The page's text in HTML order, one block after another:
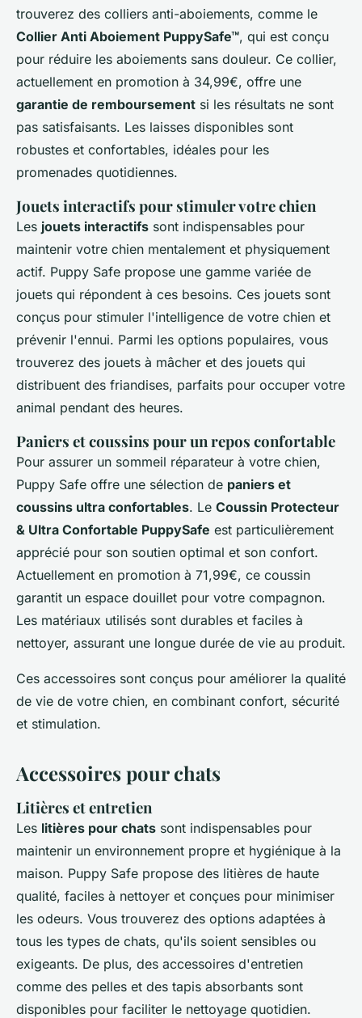
trouverez des colliers anti-aboiements, comme le
Collier Anti Aboiement PuppySafe™, qui est conçu
pour réduire les aboiements sans douleur. Ce collier,
actuellement en promotion à 34,99€, offre une
garantie de remboursement si les résultats ne sont
pas satisfaisants. Les laisses disponibles sont
robustes et confortables, idéales pour les
promenades quotidiennes.
Jouets interactifs pour stimuler votre chien
Les jouets interactifs sont indispensables pour
maintenir votre chien mentalement et physiquement
actif. Puppy Safe propose une gamme variée de
jouets qui répondent à ces besoins. Ces jouets sont
conçus pour stimuler l'intelligence de votre chien et
prévenir l'ennui. Parmi les options populaires, vous
trouverez des jouets à mâcher et des jouets qui
distribuent des friandises, parfaits pour occuper votre
animal pendant des heures.
Paniers et coussins pour un repos confortable
Pour assurer un sommeil réparateur à votre chien,
Puppy Safe offre une sélection de paniers et
coussins ultra confortables. Le Coussin Protecteur
& Ultra Confortable PuppySafe est particulièrement
apprécié pour son soutien optimal et son confort.
Actuellement en promotion à 71,99€, ce coussin
garantit un espace douillet pour votre compagnon.
Les matériaux utilisés sont durables et faciles à
nettoyer, assurant une longue durée de vie au produit.
Ces accessoires sont conçus pour améliorer la qualité
de vie de votre chien, en combinant confort, sécurité
et stimulation.
Accessoires pour chats
Litières et entretien
Les litières pour chats sont indispensables pour
maintenir un environnement propre et hygiénique à la
maison. Puppy Safe propose des litières de haute
qualité, faciles à nettoyer et conçues pour minimiser
les odeurs. Vous trouverez des options adaptées à
tous les types de chats, qu'ils soient sensibles ou
exigeants. De plus, des accessoires d'entretien
comme des pelles et des tapis absorbants sont
disponibles pour faciliter le nettoyage quotidien.